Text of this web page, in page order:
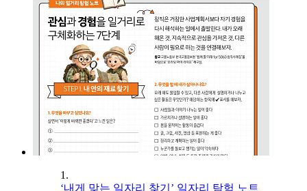
1.
‘내게 맞는 일자리 찾기’ 일자리 탐험 노트